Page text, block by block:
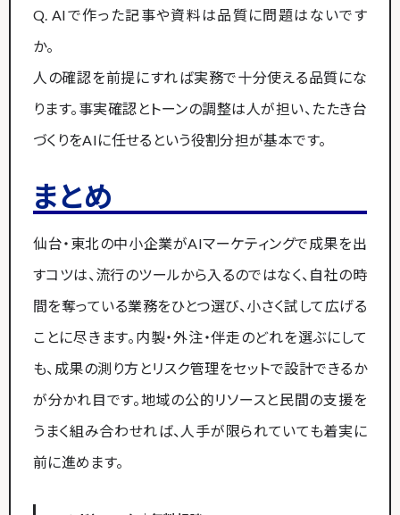
Q. AIで作った記事や資料は品質に問題はないです
か。
人の確認を前提にすれば実務で十分使える品質にな
ります。事実確認とトーンの調整は人が担い、たたき台
づくりをAIに任せるという役割分担が基本です。
まとめ
仙台・東北の中小企業がAIマーケティングで成果を出
すコツは、流行のツールから入るのではなく、自社の時
間を奪っている業務をひとつ選び、小さく試して広げる
ことに尽きます。内製・外注・伴走のどれを選ぶにして
も、成果の測り方とリスク管理をセットで設計できるか
が分かれ目です。地域の公的リソースと民間の支援を
うまく組み合わせれば、人手が限られていても着実に
前に進めます。